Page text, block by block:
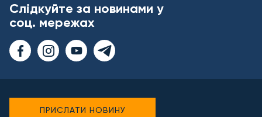
Слідкуйте за новинами у
соц. мережах
ПРИСЛАТИ НОВИНУ